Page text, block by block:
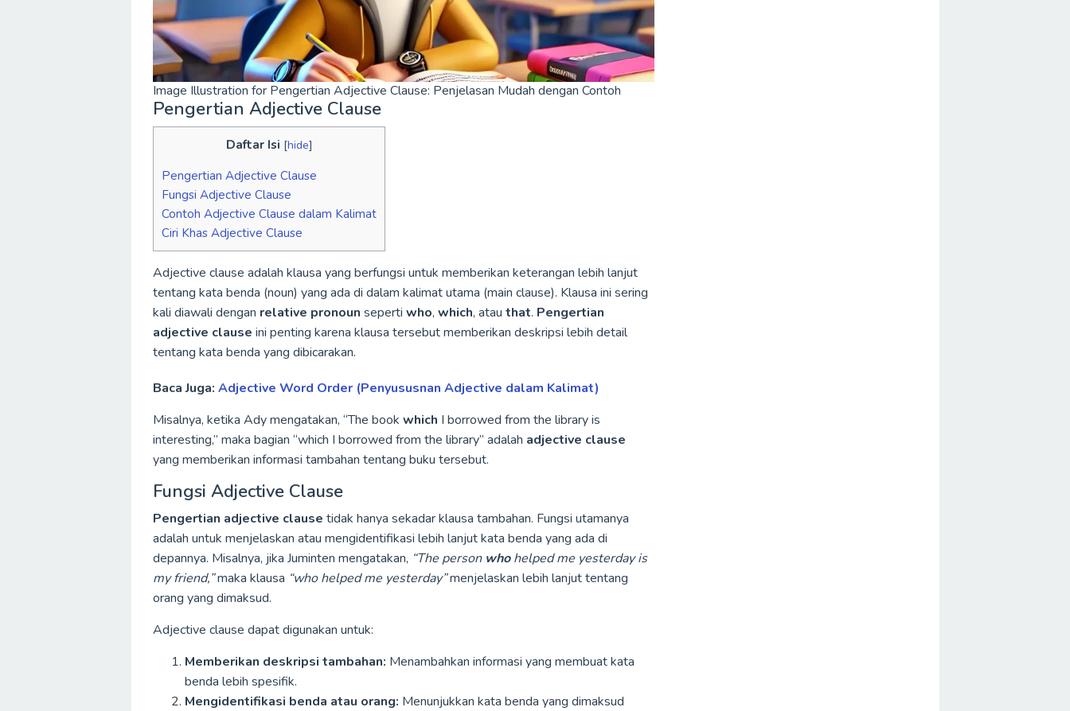
Image Illustration for Pengertian Adjective Clause: Penjelasan Mudah dengan Contoh
Pengertian Adjective Clause
Daftar Isi [hide]
Pengertian Adjective Clause
Fungsi Adjective Clause
Contoh Adjective Clause dalam Kalimat
Ciri Khas Adjective Clause
Adjective clause adalah klausa yang berfungsi untuk memberikan keterangan lebih lanjut
tentang kata benda (noun) yang ada di dalam kalimat utama (main clause). Klausa ini sering
kali diawali dengan relative pronoun seperti who, which, atau that. Pengertian
adjective clause ini penting karena klausa tersebut memberikan deskripsi lebih detail
tentang kata benda yang dibicarakan.
Baca Juga: Adjective Word Order (Penyususnan Adjective dalam Kalimat)
Misalnya, ketika Ady mengatakan, “The book which I borrowed from the library is
interesting,” maka bagian “which I borrowed from the library” adalah adjective clause
yang memberikan informasi tambahan tentang buku tersebut.
Fungsi Adjective Clause
Pengertian adjective clause tidak hanya sekadar klausa tambahan. Fungsi utamanya
adalah untuk menjelaskan atau mengidentifikasi lebih lanjut kata benda yang ada di
depannya. Misalnya, jika Juminten mengatakan, “The person whohelped me yesterday is
my friend,”maka klausa “who helped me yesterday”menjelaskan lebih lanjut tentang
orang yang dimaksud.
Adjective clause dapat digunakan untuk:
Memberikan deskripsi tambahan: Menambahkan informasi yang membuat kata
benda lebih spesifik.
Mengidentifikasi benda atau orang: Menunjukkan kata benda yang dimaksud